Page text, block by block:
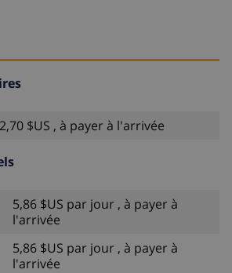
$US , à payer à l'arrivée
5,86 $US par jour , à payer à
l'arrivée
5,86 $US par jour , à payer à
l'arrivée